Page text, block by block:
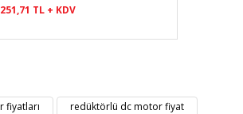
251,71 TL + KDV
fiyatları
redüktörlü dc motor fiyat